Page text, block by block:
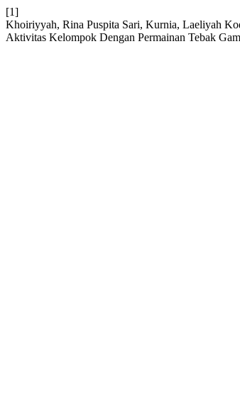
[1]
Khoiriyyah, Rina Puspita Sari, Kurnia, Laeliyah
Aktivitas Kelompok Dengan Permainan Tebak